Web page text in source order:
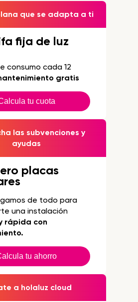
que se adapta a ti
fija de luz
consumo cada 12
gratis
tu cuota
las subvenciones y
ayudas
placas
de todo para
una instalación
rápida con
tu ahorro
a holaluz cloud